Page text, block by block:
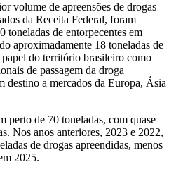
volume de apreensões de drogas
da Receita Federal, foram
toneladas de entorpecentes em
aproximadamente 18 toneladas de
do território brasileiro como
de passagem da droga
destino a mercados da Europa, Ásia
perto de 70 toneladas, com quase
Nos anos anteriores, 2023 e 2022,
de drogas apreendidas, menos
2025.